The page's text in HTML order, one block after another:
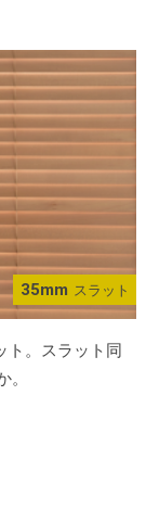
35mm スラット
ト。スラット同